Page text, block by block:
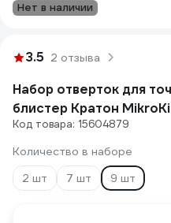
Нет в наличии
3.5 2 отзыва
Набор отверток для
блистер Кратон
Код товара: 15604879
Количество в наборе
2 шт
7 шт 9 шт